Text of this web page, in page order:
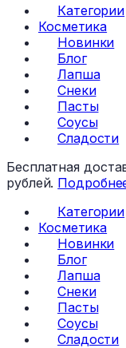
Категории
Косметика
Новинки
Блог
Лапша
Снеки
Пасты
Соусы
Сладости
Бесплатная
рублей.
Категории
Косметика
Новинки
Блог
Лапша
Снеки
Пасты
Соусы
Сладости